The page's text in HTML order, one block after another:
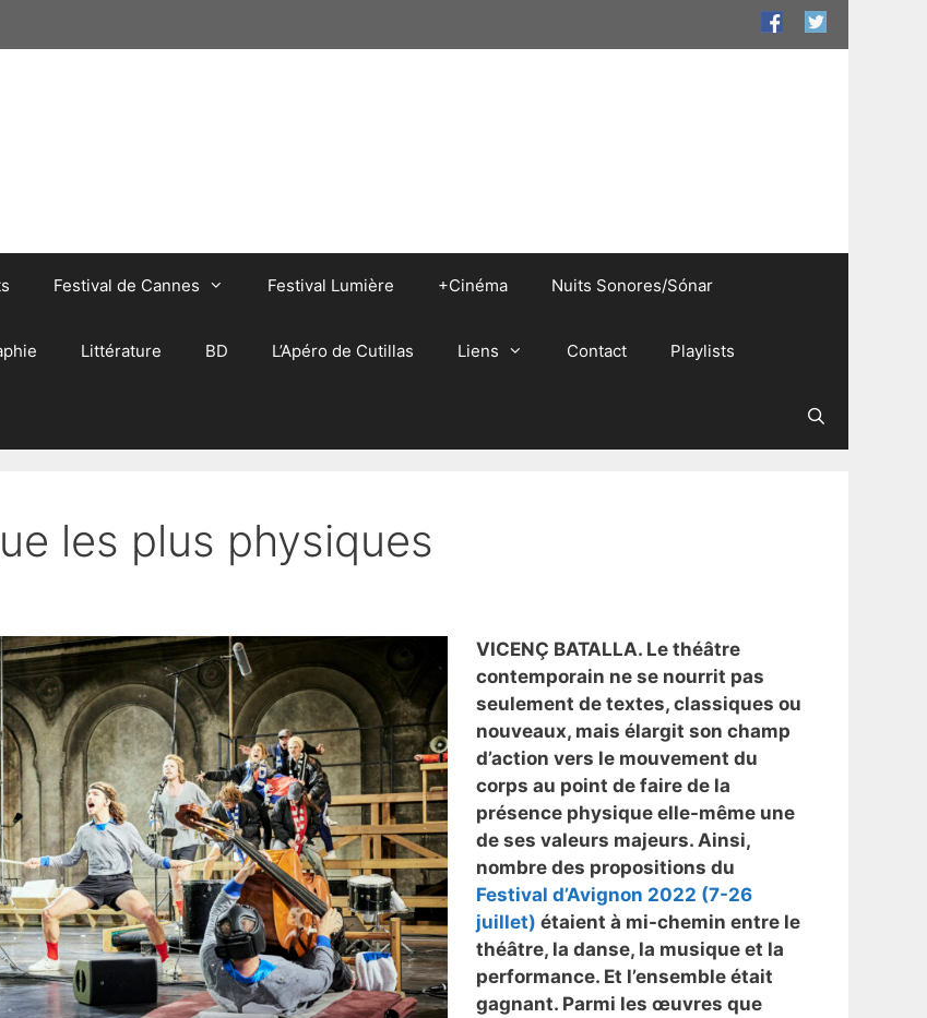
Festival de Cannes Festival Lumière +Cinéma Nuits Sonores/Sónar
Littérature BD L’Apéro de Cutillas Liens Contact Playlists
les plus physiques
VICENÇ BATALLA. Le théâtre
contemporain ne se nourrit pas
seulement de textes, classiques ou
nouveaux, mais élargit son champ
d’action vers le mouvement du
corps au point de faire de la
présence physique elle-même une
de ses valeurs majeurs. Ainsi,
nombre des propositions du
Festival d’Avignon 2022 (7-26
juillet) étaient à mi-chemin entre le
théâtre, la danse, la musique et la
performance. Et l’ensemble était
gagnant. Parmi les œuvres que